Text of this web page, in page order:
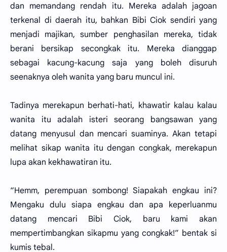
dan memandang rendah itu. Mereka adalah jagoan
terkenal di daerah itu, bahkan Bibi Ciok sendiri yang
menjadi majikan, sumber penghasilan mereka, tidak
berani bersikap secongkak itu. Mereka dianggap
sebagai kacung-kacung saja yang boleh disuruh
seenaknya oleh wanita yang baru muncul ini.
Tadinya merekapun berhati-hati, khawatir kalau kalau
wanita itu adalah isteri seorang bangsawan yang
datang menyusul dan mencari suaminya. Akan tetapi
melihat sikap wanita itu dengan congkak, merekapun
lupa akan kekhawatiran itu.
“Hemm, perempuan sombong! Siapakah engkau ini?
Mengaku dulu siapa engkau dan apa keperluanmu
datang mencari Bibi Ciok, baru kami akan
mempertimbangkan sikapmu yang congkak!” bentak si
kumis tebal.